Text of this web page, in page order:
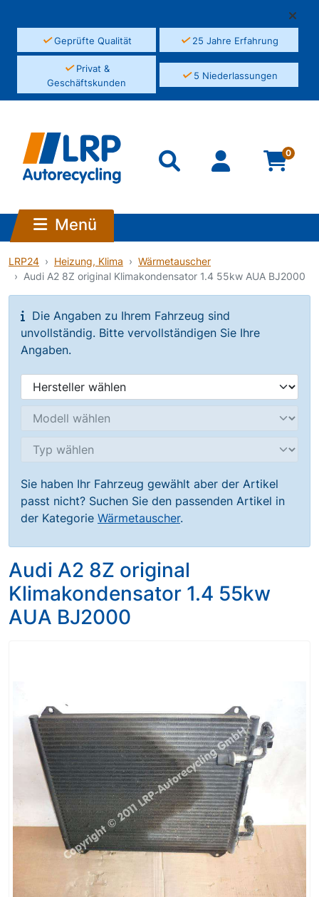
✓Geprüfte Qualität ✓25 Jahre Erfahrung
✓Privat &
Geschäftskunden
✓5 Niederlassungen
0
Menü
LRP24 Heizung, Klima
Wärmetauscher
Audi A2 8Z original Klimakondensator 1.4 55kw AUA BJ2000
Die Angaben zu Ihrem Fahrzeug sind
unvollständig. Bitte vervollständigen Sie Ihre
Angaben.
Sie haben Ihr Fahrzeug gewählt aber der Artikel
passt nicht? Suchen Sie den passenden Artikel in
der Kategorie Wärmetauscher.
Audi A2 8Z original
Klimakondensator 1.4 55kw
AUA BJ2000